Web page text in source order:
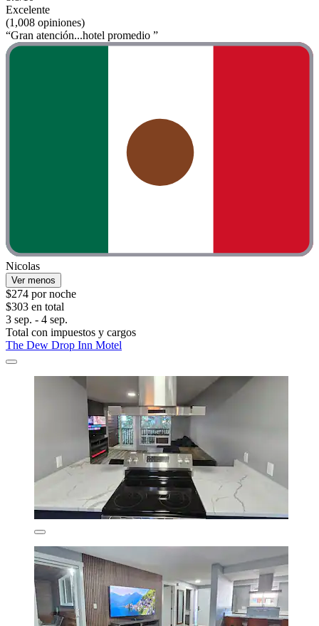
Excelente
(1,008 opiniones)
“Gran atención...hotel promedio ”
Nicolas
Ver menos
$274 por noche
$303 en total
3 sep. - 4 sep.
Total con impuestos y cargos
The Dew Drop Inn Motel